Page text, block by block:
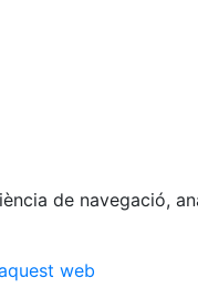
de navegació,
web